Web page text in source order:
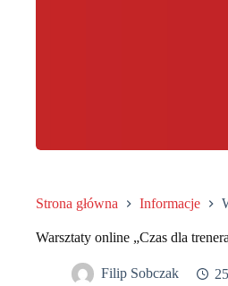
Strona główna Informacje
Warsztaty online „Czas dla
Filip Sobczak